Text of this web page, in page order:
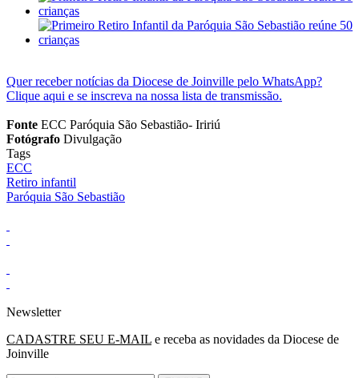
Quer receber notícias da Diocese de Joinville pelo WhatsApp?
Clique aqui e se inscreva na nossa lista de transmissão.
Fonte ECC Paróquia São Sebastião- Iririú
Fotógrafo Divulgação
Tags
ECC
Retiro infantil
Paróquia São Sebastião
Newsletter
CADASTRE SEU E-MAIL e receba as novidades da Diocese de
Joinville